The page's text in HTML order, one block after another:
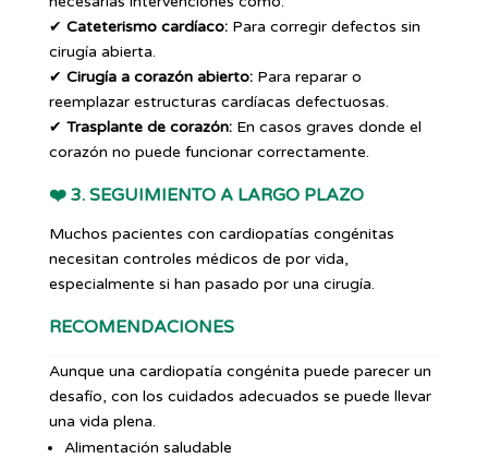
✔ Cateterismo cardíaco:Para corregir defectos sin
cirugía abierta.
✔ Cirugía a corazón abierto:Para reparar o
reemplazar estructuras cardíacas defectuosas.
✔ Trasplante de corazón:En casos graves donde el
corazón no puede funcionar correctamente.
❤️ 3. SEGUIMIENTO A LARGO PLAZO
Muchos pacientes con cardiopatías congénitas
necesitan controles médicos de por vida,
especialmente si han pasado por una cirugía.
RECOMENDACIONES
Aunque una cardiopatía congénita puede parecer un
desafío, con los cuidados adecuados se puede llevar
una vida plena.
Alimentación saludable